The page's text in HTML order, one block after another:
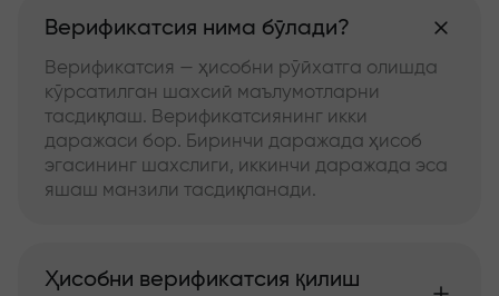
Верификатсия нима бўлади?
Верификатсия — ҳисобни рўйхатга олишда
кўрсатилган шахсий маълумотларни
тасдиқлаш. Верификатсиянинг икки
даражаси бор. Биринчи даражада ҳисоб
эгасининг шахслиги, иккинчи даражада эса
яшаш манзили тасдиқланади.
Ҳисобни верификатсия қилиш